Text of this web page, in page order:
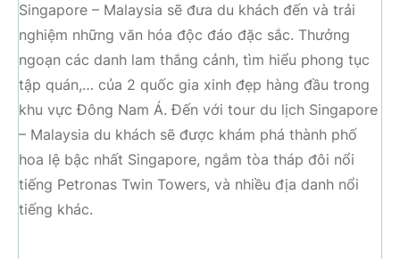
Singapore – Malaysia sẽ đưa du khách đến và trải
nghiệm những văn hóa độc đáo đặc sắc. Thưởng
ngoạn các danh lam thắng cảnh, tìm hiểu phong tục
tập quán,… của 2 quốc gia xinh đẹp hàng đầu trong
khu vực Đông Nam Á. Đến với tour du lịch Singapore
– Malaysia du khách sẽ được khám phá thành phố
hoa lệ bậc nhất Singapore, ngắm tòa tháp đôi nổi
tiếng Petronas Twin Towers, và nhiều địa danh nổi
tiếng khác.